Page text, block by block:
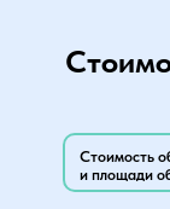
Стоимость
и площади